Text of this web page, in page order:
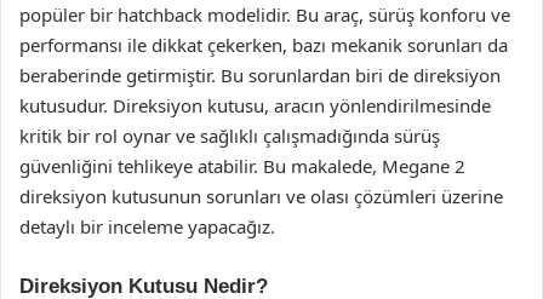
popüler bir hatchback modelidir. Bu araç, sürüş konforu ve
performansı ile dikkat çekerken, bazı mekanik sorunları da
beraberinde getirmiştir. Bu sorunlardan biri de direksiyon
kutusudur. Direksiyon kutusu, aracın yönlendirilmesinde
kritik bir rol oynar ve sağlıklı çalışmadığında sürüş
güvenliğini tehlikeye atabilir. Bu makalede, Megane 2
direksiyon kutusunun sorunları ve olası çözümleri üzerine
detaylı bir inceleme yapacağız.
Direksiyon Kutusu Nedir?